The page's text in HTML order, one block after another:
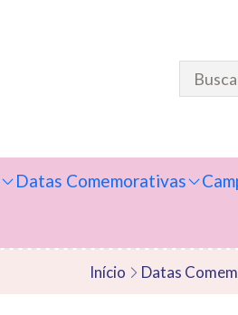
Datas Comemorativas
Início Datas